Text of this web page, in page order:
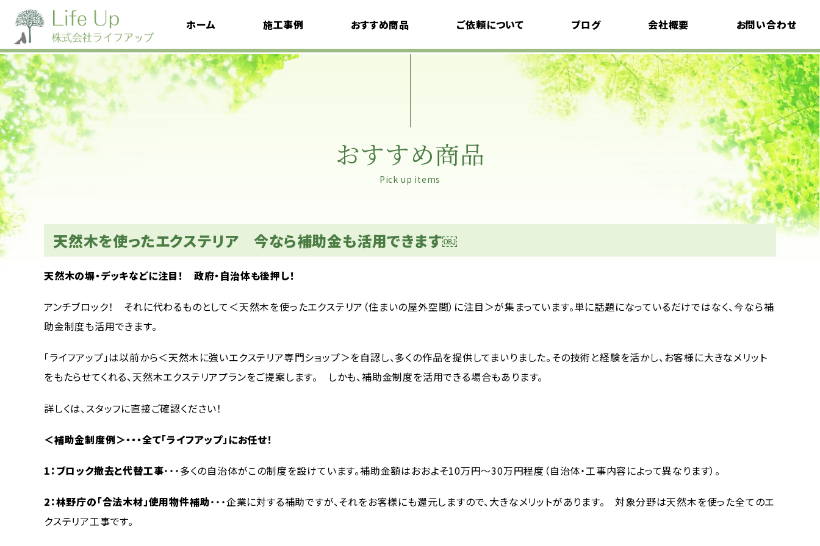
ホーム 施工事例 おすすめ商品 ご依頼について
デザインコンセプト
よくある質問
ブログ
植栽考
エクステリア語り
会社概要
採用情報
プライバシーポリシ
ー
お問い合わせ
イベント情報
おすすめ商品
Pick up items
天然木を使ったエクステリア 今なら補助金も活用できます￼
天然木の塀・デッキなどに注目！ 政府・自治体も後押し！
アンチブロック！ それに代わるものとして＜天然木を使ったエクステリア（住まいの屋外空間）に注目＞が集まっています。単に話題になっているだけではなく、今なら補
助金制度も活用できます。
「ライフアップ」は以前から＜天然木に強いエクステリア専門ショップ＞を自認し、多くの作品を提供してまいりました。その技術と経験を活かし、お客様に大きなメリット
をもたらせてくれる、天然木エクステリアプランをご提案します。 しかも、補助金制度を活用できる場合もあります。
詳しくは、スタッフに直接ご確認ください！
＜補助金制度例＞・・・全て「ライフアップ」にお任せ！
1：ブロック撤去と代替工事・・・多くの自治体がこの制度を設けています。補助金額はおおよそ10万円〜30万円程度（自治体・工事内容によって異なります）。
2：林野庁の「合法木材」使用物件補助・・・企業に対する補助ですが、それをお客様にも還元しますので、大きなメリットがあります。 対象分野は天然木を使った全てのエ
クステリア工事です。